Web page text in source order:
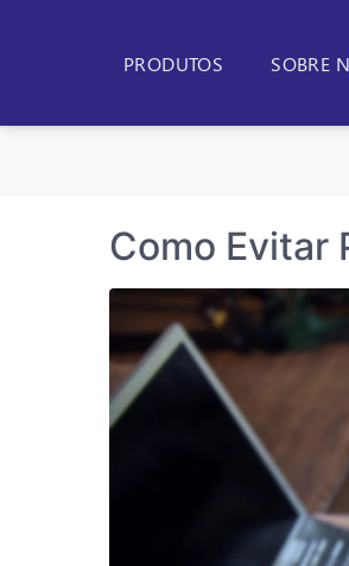
PRODUTOS SOBRE
Como Evitar